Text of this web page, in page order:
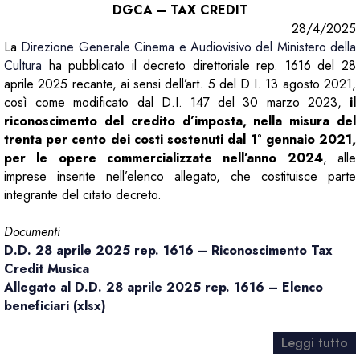
DGCA – TAX CREDIT
28/4/2025
La Direzione Generale Cinema e Audiovisivo del Ministero della
Cultura ha pubblicato il decreto direttoriale rep. 1616 del 28
aprile 2025 recante, ai sensi dell’art. 5 del D.I. 13 agosto 2021,
così come modificato dal D.I. 147 del 30 marzo 2023, il
riconoscimento del credito d’imposta, nella misura del
trenta per cento dei costi sostenuti dal 1° gennaio 2021,
per le opere commercializzate nell’anno 2024, alle
imprese inserite nell’elenco allegato, che costituisce parte
integrante del citato decreto.
Documenti
D.D. 28 aprile 2025 rep. 1616 – Riconoscimento Tax
Credit Musica
Allegato al D.D. 28 aprile 2025 rep. 1616 – Elenco
beneficiari (xlsx)
Leggi tutto